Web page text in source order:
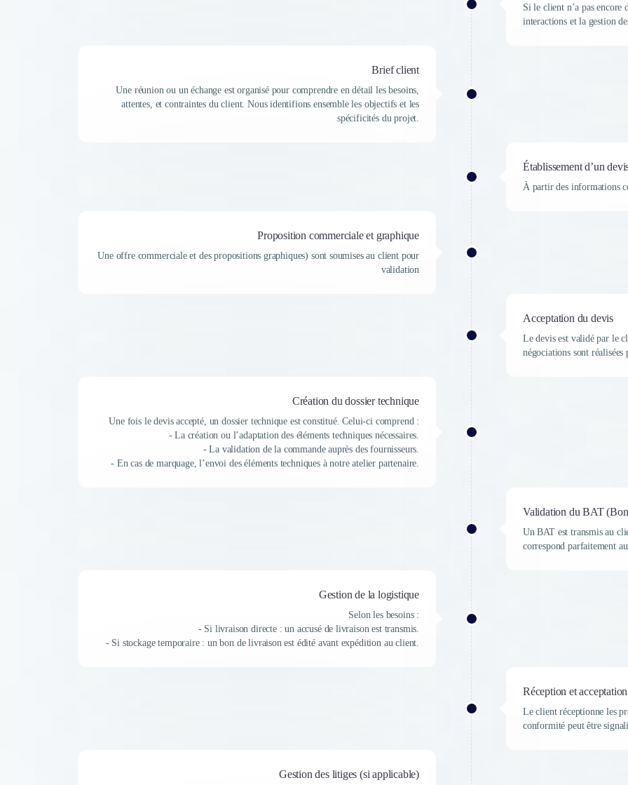
Si le client n’a pas encore
interactions et la gestion
Brief client
Une réunion ou un échange est organisé pour comprendre en détail les besoins,
attentes, et contraintes du client. Nous identifions ensemble les objectifs et les
spécificités du projet.
Établissement d’un
À partir des informations
Proposition commerciale et graphique
Une offre commerciale et des propositions graphiques) sont soumises au client pour
validation
Acceptation du devis
Le devis est validé par le
négociations sont
Création du dossier technique
Une fois le devis accepté, un dossier technique est constitué. Celui-ci comprend :
- La création ou l’adaptation des éléments techniques nécessaires.
- La validation de la commande auprès des fournisseurs.
- En cas de marquage, l’envoi des éléments techniques à notre atelier partenaire.
Validation du BAT
Un BAT est transmis au
correspond parfaitement
Gestion de la logistique
Selon les besoins :
- Si livraison directe : un accusé de livraison est transmis.
- Si stockage temporaire : un bon de livraison est édité avant expédition au client.
Réception et
Le client réceptionne les
conformité peut être
Gestion des litiges (si applicable)